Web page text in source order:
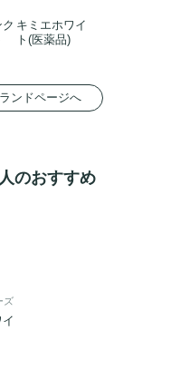
キミエホワイ
ト(医薬品)
ンドページへ
のおすすめ
ズ